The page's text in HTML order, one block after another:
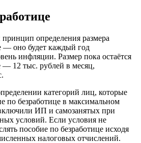
определения размера
— оно будет каждый год
инфляции. Размер пока остаётся
12 тыс. рублей в месяц,
категорий лиц, которые
по безработице в максимальном
ИП и самозанятых при
условий. Если условия не
пособие по безработице исходя
налоговых отчислений.